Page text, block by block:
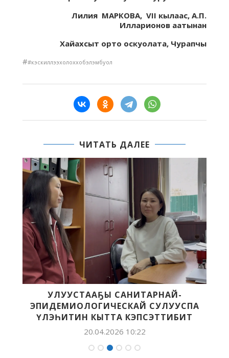
Лилия МАРКОВА, VII кылаас, А.П.
Илларионов аатынан
Хайахсыт орто оскуолата, Чурапчы
##кэскиллээхолоххобэлэмбуол
ЧИТАТЬ ДАЛЕЕ
УЛУУСТААҔЫ САНИТАРНАЙ-
ЭПИДЕМИОЛОГИЧЕСКАЙ СУЛУУСПА
ҮЛЭҺИТИН КЫТТА КЭПСЭТТИБИТ
20.04.2026 10:22